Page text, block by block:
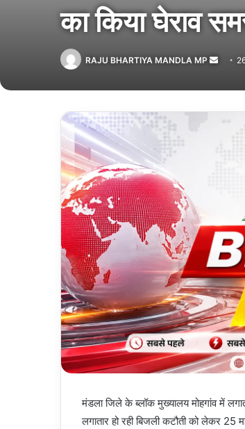
का किया घेराव
RAJU BHARTIYA MANDLA MP
Send
email
मंडला जिले के ब्लॉक मुख्यालय मोहगांव में
लगातार हो रही बिजली कटौती को लेकर